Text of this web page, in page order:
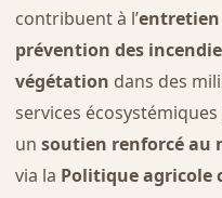
contribuent à l’entretien
prévention des
végétation dans des
services
un soutien renforcé au
via la Politique agricole